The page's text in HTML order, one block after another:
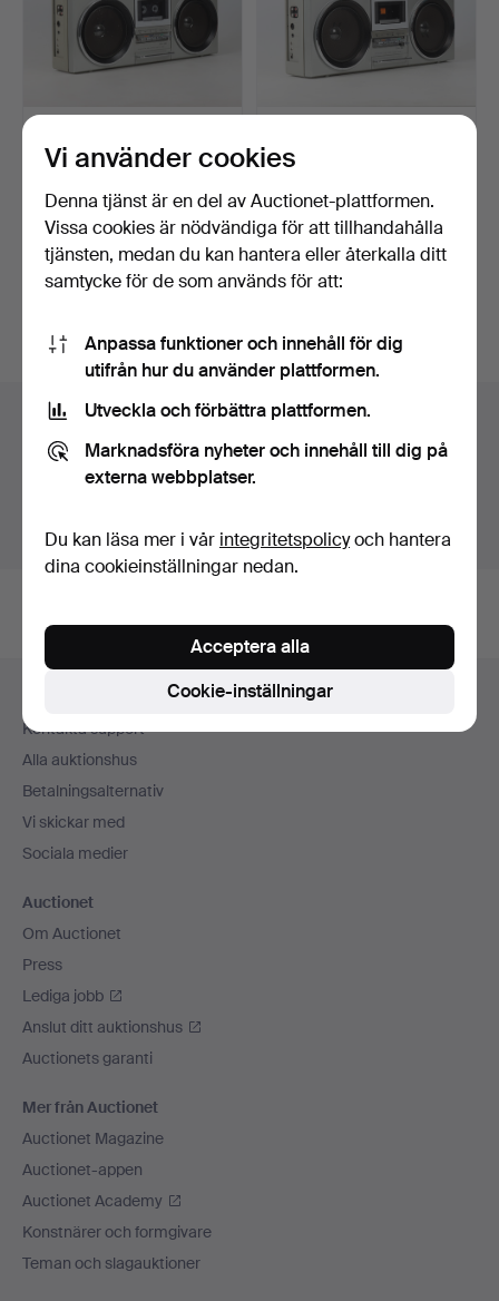
TSR-580, Goldstar, 1…
Värdering
64 USD
TSR-580, Goldstar, 1…
Värdering
64 USD
Bevaka sökning
Du kan också söka i vårt arkiv med avslutade auktioner
Föremål i Sverige
Du ser nu bara föremål i Sverige. Vi har transporter till
fast pris för alla föremål.
Visa föremål utanför Sverige
Sidfotsnavigation
Kontakta support
Alla auktionshus
Betalningsalternativ
Vi skickar med
Sociala medier
Auctionet
Om Auctionet
Press
Lediga jobb
Anslut ditt auktionshus
Auctionets garanti
Mer från Auctionet
Auctionet Magazine
Auctionet-appen
Auctionet Academy
Konstnärer och formgivare
Teman och slagauktioner
Vi använder cookies
Denna tjänst är en del av Auctionet-plattformen.
Vissa cookies är nödvändiga för att tillhandahålla
tjänsten, medan du kan hantera eller återkalla ditt
samtycke för de som används för att:
Anpassa funktioner och innehåll för dig
utifrån hur du använder plattformen.
Utveckla och förbättra plattformen.
Marknadsföra nyheter och innehåll till dig på
externa webbplatser.
Du kan läsa mer i vår integritetspolicyoch hantera
dina cookieinställningar nedan.
Cookie-inställningar
Acceptera alla